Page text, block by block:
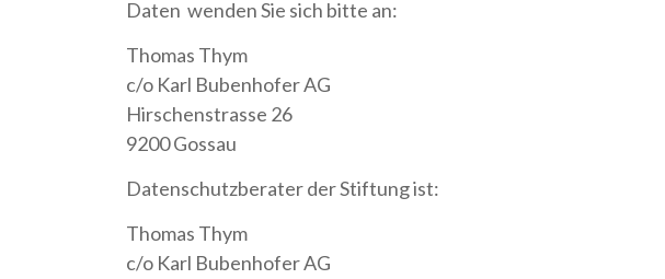
Daten wenden Sie sich bitte an:
Thomas Thym
c/o Karl Bubenhofer AG
Hirschenstrasse 26
9200 Gossau
Datenschutzberater der Stiftung ist:
Thomas Thym
c/o Karl Bubenhofer AG